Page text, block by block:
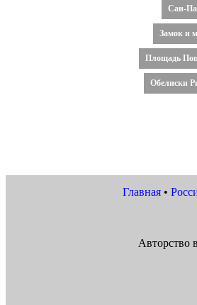
Сан-
Замок и
Площадь
Обелиски
Главная •
Авторство